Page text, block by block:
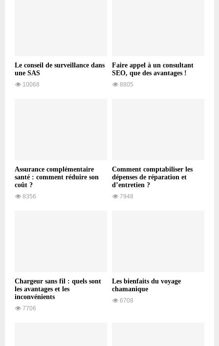
Le conseil de surveillance dans
une SAS
10068
Faire appel à un consultant
SEO, que des avantages !
8805
Assurance complémentaire
santé : comment réduire son
coût ?
8356
Comment comptabiliser les
dépenses de réparation et
d’entretien ?
7948
Chargeur sans fil : quels sont
les avantages et les
inconvénients
7706
Les bienfaits du voyage
chamanique
6708